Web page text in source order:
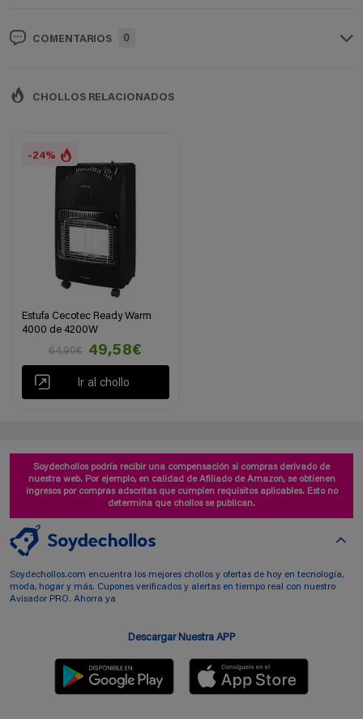
COMENTARIOS 0
CHOLLOS RELACIONADOS
-24%
Estufa Cecotec Ready Warm
4000 de 4200W
64,90€
49,58€
Ir al chollo
Soydechollos podría recibir una compensación si compras derivado de
nuestra web. Por ejemplo, en calidad de Afiliado de Amazon, se obtienen
ingresos por compras adscritas que cumplen requisitos aplicables. Esto no
determina que chollos se publican.
Soydechollos.com encuentra los mejores chollos y ofertas de hoy en tecnología,
moda, hogar y más. Cupones verificados y alertas en tiempo real con nuestro
Avisador PRO. Ahorra ya
Descargar Nuestra APP